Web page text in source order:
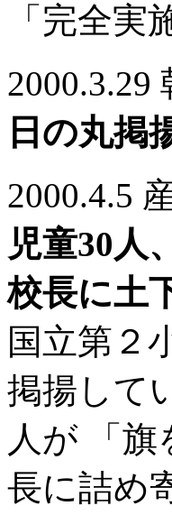
「完全
2000.3.29
日の丸掲
2000.4.5
児童30
校長に土
国立第２
掲揚して
人が 「
長に詰め